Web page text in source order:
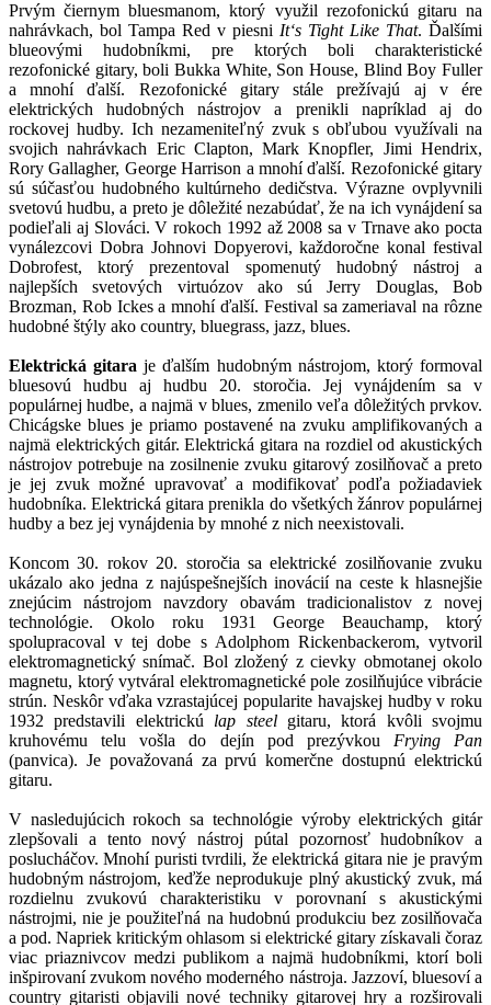
Prvým čiernym bluesmanom, ktorý využil rezofonickú gitaru na
nahrávkach, bol Tampa Red v piesni It‘s Tight Like That. Ďalšími
blueovými hudobníkmi, pre ktorých boli charakteristické
rezofonické gitary, boli Bukka White, Son House, Blind Boy Fuller
a mnohí ďalší. Rezofonické gitary stále prežívajú aj v ére
elektrických hudobných nástrojov a prenikli napríklad aj do
rockovej hudby. Ich nezameniteľný zvuk s obľubou využívali na
svojich nahrávkach Eric Clapton, Mark Knopfler, Jimi Hendrix,
Rory Gallagher, George Harrison a mnohí ďalší. Rezofonické gitary
sú súčasťou hudobného kultúrneho dedičstva. Výrazne ovplyvnili
svetovú hudbu, a preto je dôležité nezabúdať, že na ich vynájdení sa
podieľali aj Slováci. V rokoch 1992 až 2008 sa v Trnave ako pocta
vynálezcovi Dobra Johnovi Dopyerovi, každoročne konal festival
Dobrofest, ktorý prezentoval spomenutý hudobný nástroj a
najlepších svetových virtuózov ako sú Jerry Douglas, Bob
Brozman, Rob Ickes a mnohí ďalší. Festival sa zameriaval na rôzne
hudobné štýly ako country, bluegrass, jazz, blues.
Elektrická gitara je ďalším hudobným nástrojom, ktorý formoval
bluesovú hudbu aj hudbu 20. storočia. Jej vynájdením sa v
populárnej hudbe, a najmä v blues, zmenilo veľa dôležitých prvkov.
Chicágske blues je priamo postavené na zvuku amplifikovaných a
najmä elektrických gitár. Elektrická gitara na rozdiel od akustických
nástrojov potrebuje na zosilnenie zvuku gitarový zosilňovač a preto
je jej zvuk možné upravovať a modifikovať podľa požiadaviek
hudobníka. Elektrická gitara prenikla do všetkých žánrov populárnej
hudby a bez jej vynájdenia by mnohé z nich neexistovali.
Koncom 30. rokov 20. storočia sa elektrické zosilňovanie zvuku
ukázalo ako jedna z najúspešnejších inovácií na ceste k hlasnejšie
znejúcim nástrojom navzdory obavám tradicionalistov z novej
technológie. Okolo roku 1931 George Beauchamp, ktorý
spolupracoval v tej dobe s Adolphom Rickenbackerom, vytvoril
elektromagnetický snímač. Bol zložený z cievky obmotanej okolo
magnetu, ktorý vytváral elektromagnetické pole zosilňujúce vibrácie
strún. Neskôr vďaka vzrastajúcej popularite havajskej hudby v roku
1932 predstavili elektrickú lap steel gitaru, ktorá kvôli svojmu
kruhovému telu vošla do dejín pod prezývkou Frying Pan
(panvica). Je považovaná za prvú komerčne dostupnú elektrickú
gitaru.
V nasledujúcich rokoch sa technológie výroby elektrických gitár
zlepšovali a tento nový nástroj pútal pozornosť hudobníkov a
poslucháčov. Mnohí puristi tvrdili, že elektrická gitara nie je pravým
hudobným nástrojom, keďže neprodukuje plný akustický zvuk, má
rozdielnu zvukovú charakteristiku v porovnaní s akustickými
nástrojmi, nie je použiteľná na hudobnú produkciu bez zosilňovača
a pod. Napriek kritickým ohlasom si elektrické gitary získavali čoraz
viac priaznivcov medzi publikom a najmä hudobníkmi, ktorí boli
inšpirovaní zvukom nového moderného nástroja. Jazzoví, bluesoví a
country gitaristi objavili nové techniky gitarovej hry a rozširovali